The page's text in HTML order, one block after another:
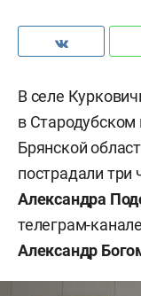
В селе
в
Брянской
пострадали три
Александра
телеграм-канале
Александр